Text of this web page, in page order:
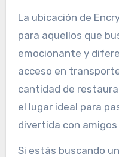
La ubicación de
para aquellos que
emocionante y
acceso en
cantidad de
el lugar ideal para
divertida con
Si estás buscando